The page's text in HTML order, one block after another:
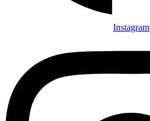
Instagram